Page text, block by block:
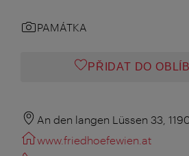
PAMÁTKA
PŘIDAT DO
An den langen Lüssen 33,
www.friedhoefewien.at